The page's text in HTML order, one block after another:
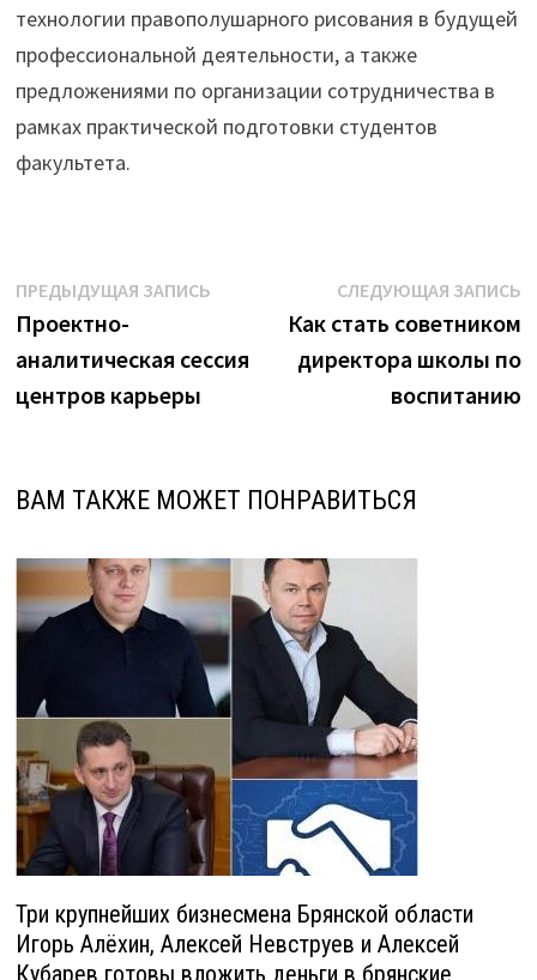
технологии правополушарного рисования в будущей
профессиональной деятельности, а также
предложениями по организации сотрудничества в
рамках практической подготовки студентов
факультета.
Навигация
по
записям
ПРЕДЫДУЩАЯ ЗАПИСЬ
Проектно-
аналитическая сессия
центров карьеры
СЛЕДУЮЩАЯ ЗАПИСЬ
Как стать советником
директора школы по
воспитанию
ВАМ ТАКЖЕ МОЖЕТ ПОНРАВИТЬСЯ
Три крупнейших бизнесмена Брянской области
Игорь Алёхин, Алексей Невструев и Алексей
Кубарев готовы вложить деньги в брянские